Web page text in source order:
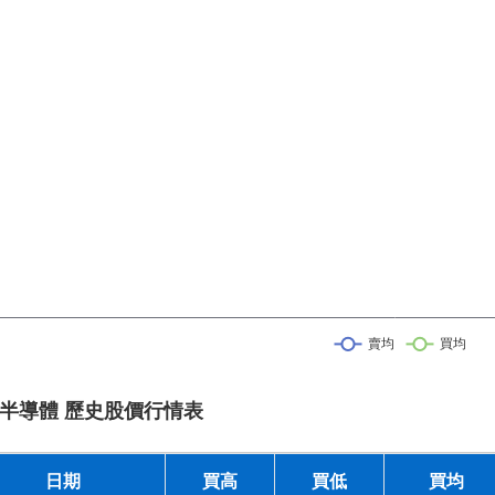
導體 歷史股價行情表
日期 買高 買低 買均